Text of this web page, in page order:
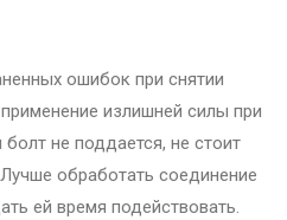
ошибок при снятии
излишней силы при
не поддается, не стоит
обработать соединение
ей время подействовать.